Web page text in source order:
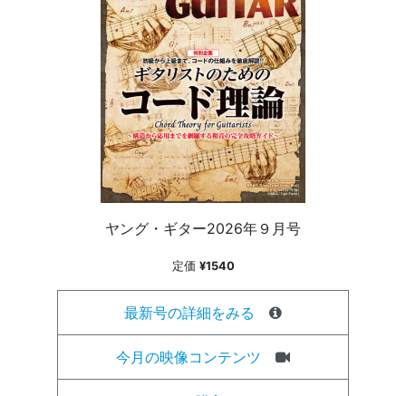
ヤング・ギター2026年９月号
定価 ¥1540
最新号の詳細をみる
今月の映像コンテンツ